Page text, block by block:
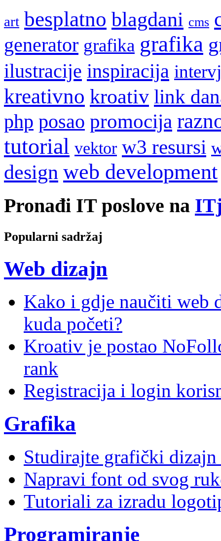
art besplatno blagdani cms
generator grafika grafika
ilustracije inspiracija
kreativno kroativ link
php posao promocija
tutorial vektor w3 resursi
design web development
Pronađi IT poslove na
Popularni sadržaj
Web dizajn
Kako i gdje naučiti web
kuda početi?
Kroativ je postao
rank
Registracija i login
Grafika
Studirajte grafički dizajn
Napravi font od svog
Tutoriali za izradu
Programiranje